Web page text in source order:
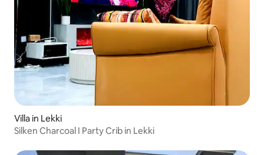
Villa in Lekki
Silken Charcoal I Party Crib in Lekki